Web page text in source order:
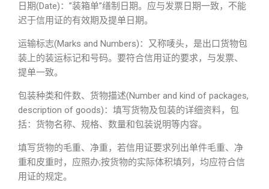
日期(Date)：”装箱单”缮制日期。应与发票日期一致，不能
迟于信用证的有效期及提单日期。
运输标志(Marks and Numbers)：又称唛头，是出口货物包
装上的装运标记和号码。要符合信用证的要求，与发票、
提单一致。
包装种类和件数、货物描述(Number and kind of packages,
description of goods)：填写货物及包装的详细资料，包
括：货物名称、规格、数量和包装说明等内容。
填写货物的毛重、净重，若信用证要求列出单件毛重、净
重和皮重时，应照办;按货物的实际体积填列，均应符合信
用证的规定。